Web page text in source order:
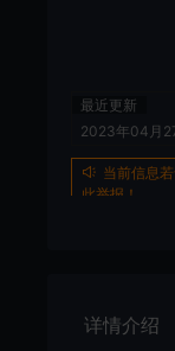
最近更新
2023年04月
当前信息
此举报！
详情介绍